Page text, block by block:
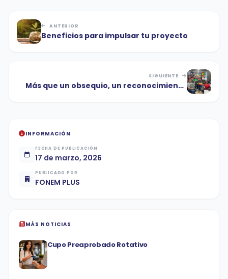
ANTERIOR
Beneficios para impulsar tu proyecto
SIGUIENTE
Más que un obsequio, un reconocimiento
INFORMACIÓN
FECHA DE PUBLICACIÓN
17 de marzo, 2026
PUBLICADO POR
FONEM PLUS
MÁS NOTICIAS
Cupo Preaprobado Rotativo